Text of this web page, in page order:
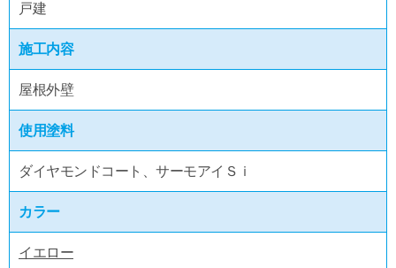
戸建
施工内容
屋根外壁
使用塗料
ダイヤモンドコート、サーモアイＳｉ
カラー
イエロー